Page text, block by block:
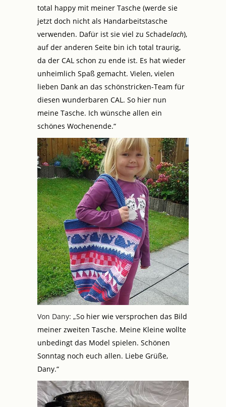
total happy mit meiner Tasche (werde sie
jetzt doch nicht als Handarbeitstasche
verwenden. Dafür ist sie viel zu Schadelach),
auf der anderen Seite bin ich total traurig,
da der CAL schon zu ende ist. Es hat wieder
unheimlich Spaß gemacht. Vielen, vielen
lieben Dank an das schönstricken-Team für
diesen wunderbaren CAL. So hier nun
meine Tasche. Ich wünsche allen ein
schönes Wochenende.“
Von Dany: „So hier wie versprochen das Bild
meiner zweiten Tasche. Meine Kleine wollte
unbedingt das Model spielen. Schönen
Sonntag noch euch allen. Liebe Grüße,
Dany.“